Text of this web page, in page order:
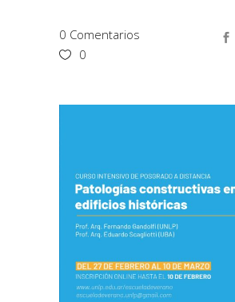
0 Comentarios
0